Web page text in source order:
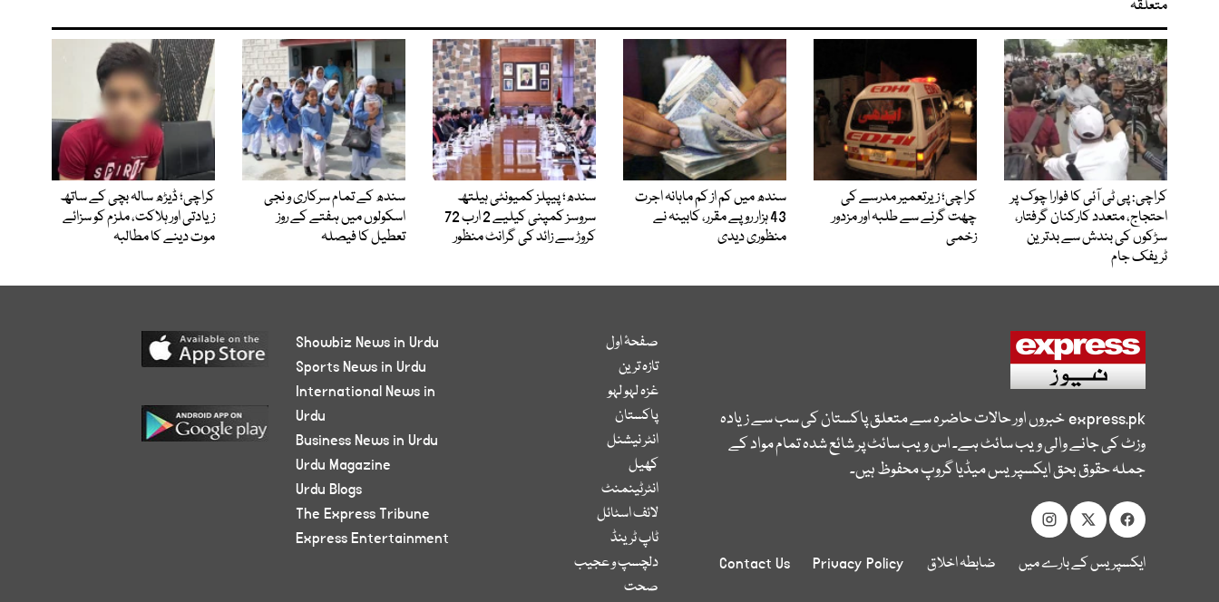
متعلقہ
کراچی: پی ٹی آئی کا فوارا چوک پر
احتجاج، متعدد کارکنان گرفتار،
سڑکوں کی بندش سے بدترین
ٹریفک جام
کراچی؛ زیرتعمیر مدرسے کی
چھت گرنے سے طلبہ اور مزدور
زخمی
سندھ میں کم از کم ماہانہ اجرت
43 ہزار روپے مقرر، کابینہ نے
منظوری دیدی
سندھ؛ پیپلز کمیونٹی ہیلتھ
سروسز کمپنی کیلیے 2 ارب 72
کروڑ سے زائد کی گرانٹ منظور
سندھ کے تمام سرکاری و نجی
اسکولوں میں ہفتے کے روز
تعطیل کا فیصلہ
کراچی؛ ڈیڑھ سالہ بچی کے ساتھ
زیادتی اور ہلاکت، ملزم کو سزائے
موت دینے کا مطالبہ
express.pkخبروں اور حالات حاضرہ سے متعلق پاکستان کی سب سے زیادہ
وزٹ کی جانے والی ویب سائٹ ہے۔ اس ویب سائٹ پر شائع شدہ تمام مواد کے
جملہ حقوق بحق ایکسپریس میڈیا گروپ محفوظ ہیں۔
ایکسپریس کے بارے میں ضابطہ اخلاق Privacy Policy
Contact Us
صفحۂ اول
تازہ ترین
غزہ لہو لہو
پاکستان
انٹر نیشنل
کھیل
انٹرٹینمنٹ
لائف اسٹائل
ٹاپ ٹرینڈ
دلچسپ و عجیب
صحت
Showbiz News in Urdu
Sports News in Urdu
International News in
Urdu
Business News in Urdu
Urdu Magazine
Urdu Blogs
The Express Tribune
Express Entertainment